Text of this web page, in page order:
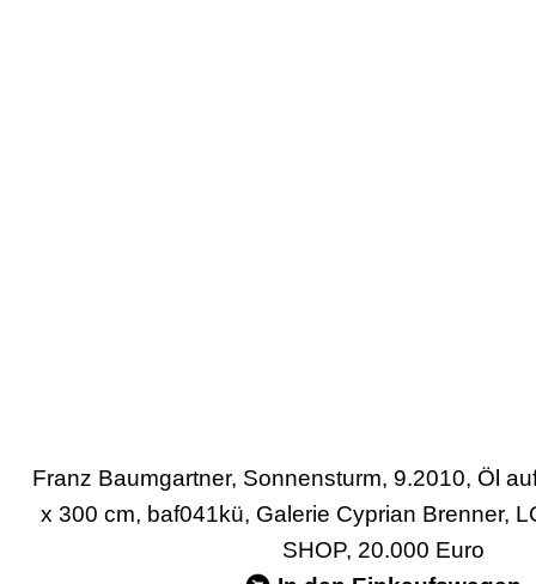
Franz Baumgartner, Sonnensturm, 9.2010, Öl
x 300 cm, baf041kü, Galerie Cyprian Brenner,
SHOP, 20.000 Euro